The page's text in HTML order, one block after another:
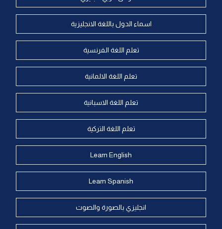
اسماء الدول باللغة الانجليزية
تعلم اللغة الفرنسية
تعلم اللغة الالمانية
تعلم اللغة الاسبانية
تعلم اللغة التركية
Learn English
Learn Spanish
انجليزي بالصورة والصوت